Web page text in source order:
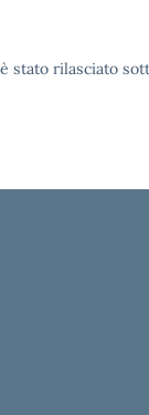
stato rilasciato